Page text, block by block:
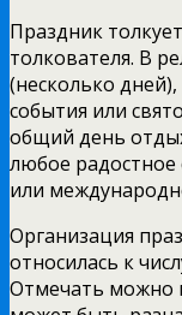
Праздник
толкователя. В
(несколько
события или
общий день
любое
или
Организация
относилась к
Отмечать можно